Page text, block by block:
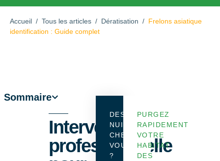
Accueil / Tous les articles / Dératisation / Frelons asiatique
identification : Guide complet
Sommaire
Intervention
professionnelle
DES
NUISIBLES
CHEZ
VOUS
?
PURGEZ
RAPIDEMENT
VOTRE
HABITAT
DES